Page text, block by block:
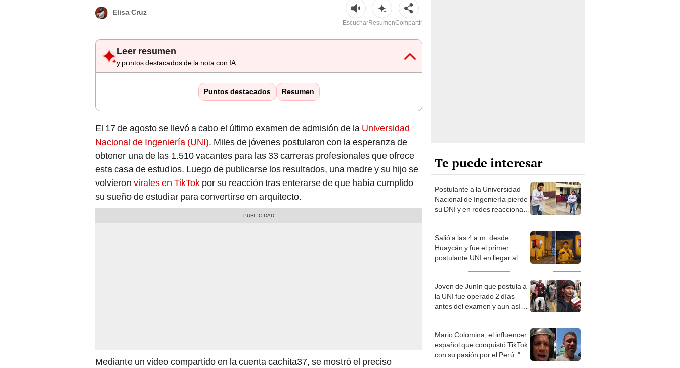
Elisa Cruz
EscucharResumenCompartir
Leer resumen
y puntos destacados de la nota con IA
Puntos destacados Resumen
El 17 de agosto se llevó a cabo el último examen de admisión de la Universidad
Nacional de Ingeniería (UNI). Miles de jóvenes postularon con la esperanza de
obtener una de las 1.510 vacantes para las 33 carreras profesionales que ofrece
esta casa de estudios. Luego de publicarse los resultados, una madre y su hijo se
volvieron virales en TikTok por su reacción tras enterarse de que había cumplido
su sueño de estudiar para convertirse en arquitecto.
Mediante un video compartido en la cuenta cachita37, se mostró el preciso
Te puede interesar
Postulante a la Universidad
Nacional de Ingeniería pierde
su DNI y en redes reaccionan:
Salió a las 4 a.m. desde
Huaycán y fue el primer
postulante UNI en llegar al
Joven de Junín que postula a
la UNI fue operado 2 días
antes del examen y aun así
Mario Colomina, el influencer
español que conquistó TikTok
con su pasión por el Perú: "Mi